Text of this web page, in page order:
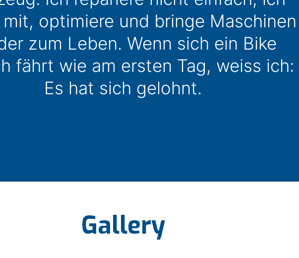
optimiere und bringe Maschinen
zum Leben. Wenn sich ein Bike
fährt wie am ersten Tag, weiss ich:
Es hat sich gelohnt.
Gallery